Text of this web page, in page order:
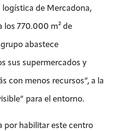
de Mercadona,
los 770.000 m² de
abastece
sus supermercados y
con menos recursos”, a la
para el entorno.
por habilitar este centro